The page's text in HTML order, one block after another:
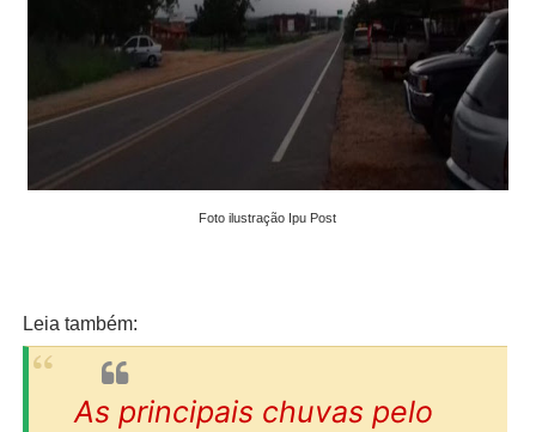
Foto ilustração Ipu Post
Leia também:
As principais chuvas pelo